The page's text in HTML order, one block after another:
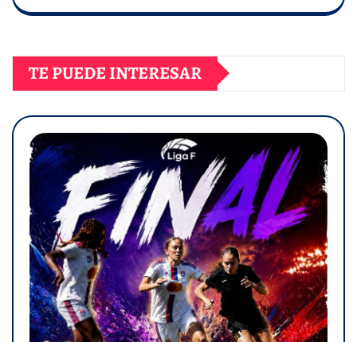
TE PUEDE INTERESAR